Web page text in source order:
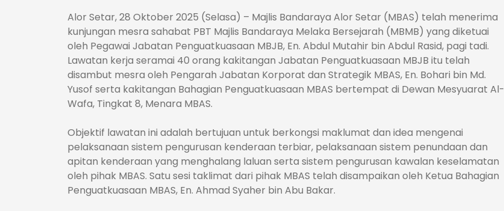
Alor Setar, 28 Oktober 2025 (Selasa) – Majlis Bandaraya Alor Setar (MBAS) telah menerima
kunjungan mesra sahabat PBT Majlis Bandaraya Melaka Bersejarah (MBMB) yang diketuai
oleh Pegawai Jabatan Penguatkuasaan MBJB, En. Abdul Mutahir bin Abdul Rasid, pagi tadi.
Lawatan kerja seramai 40 orang kakitangan Jabatan Penguatkuasaan MBJB itu telah
disambut mesra oleh Pengarah Jabatan Korporat dan Strategik MBAS, En. Bohari bin Md.
Yusof serta kakitangan Bahagian Penguatkuasaan MBAS bertempat di Dewan Mesyuarat Al-
Wafa, Tingkat 8, Menara MBAS.
Objektif lawatan ini adalah bertujuan untuk berkongsi maklumat dan idea mengenai
pelaksanaan sistem pengurusan kenderaan terbiar, pelaksanaan sistem penundaan dan
apitan kenderaan yang menghalang laluan serta sistem pengurusan kawalan keselamatan
oleh pihak MBAS. Satu sesi taklimat dari pihak MBAS telah disampaikan oleh Ketua Bahagian
Penguatkuasaan MBAS, En. Ahmad Syaher bin Abu Bakar.